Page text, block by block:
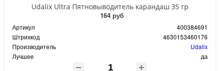
Udalix Ultra Пятновыводитель карандаш 35 гр
164 руб
Артикул
400384691
Штрихкод
4630153460176
Производитель
Udalix
Лучшее
да